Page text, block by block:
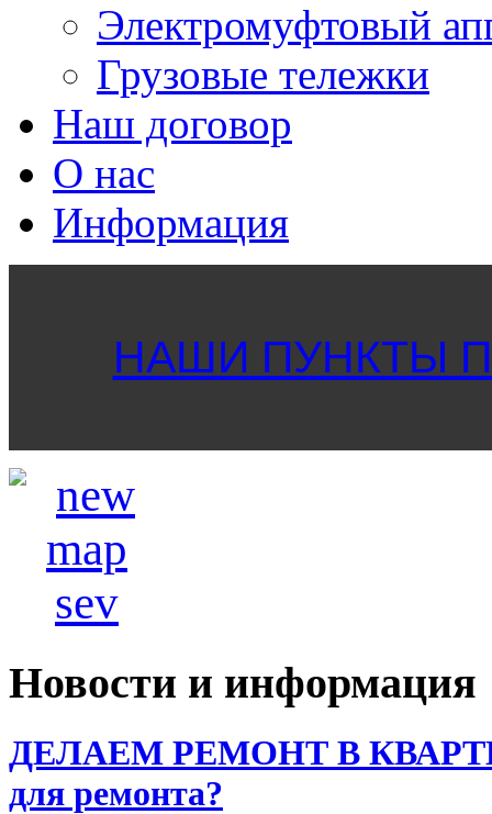
Электромуфтовый
Грузовые тележки
Наш договор
О нас
Информация
НАШИ ПУНКТЫ
Новости и информация
ДЕЛАЕМ РЕМОНТ В
для ремонта?